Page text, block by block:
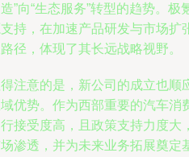
”向“生态服务”转型的趋势。
持，在加速产品研发与市场扩
径，体现了其长远战略视野。
注意的是，新公司的成立也顺
优势。作为西部重要的汽车消
接受度高，且政策支持力度大
渗透，并为未来业务拓展奠定